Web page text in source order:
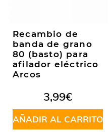
Recambio de
banda de grano
80 (basto) para
afilador eléctrico
Arcos
3,99€
AÑADIR AL CARRITO